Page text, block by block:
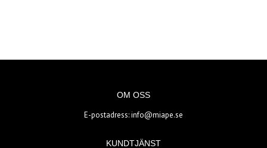
OM OSS
E-postadress:info@miape.se
KUNDTJÄNST